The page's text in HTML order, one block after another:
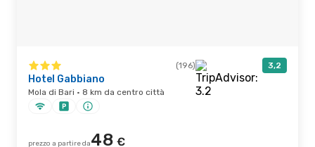
(196) 3,2
Hotel Gabbiano
Mola di Bari · 8 km da centro città
prezzo a partire da48 €